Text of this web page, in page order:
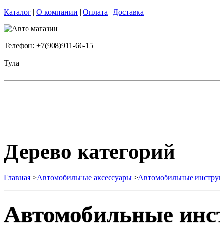
Каталог | О компании | Оплата | Доставка
Телефон: +7(908)911-66-15
Тула
Дерево категорий
Главная >Автомобильные аксессуары >Автомобильные
Автомобильные